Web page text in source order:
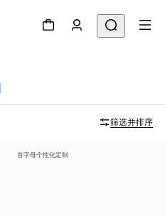
筛选并排序
首字母个性化定制